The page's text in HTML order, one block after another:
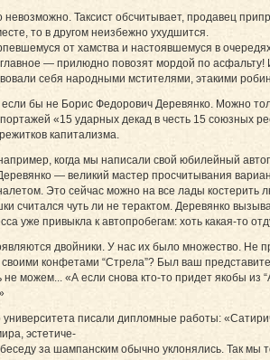
Таксист обсчитывает, продавец
то в другом неизбежно ухудшится.
от хамства и настоявшемуся в
— прилюдно повозят мордой по
себя народными мстителями, этакими
бы не Борис Федорович Деревянко. Можно
«15 ударных декад в честь 15 союзных
капитализма.
когда мы написали свой юбилейный
— великий мастер просчитывания
Это сейчас можно на все лады
считался чуть ли не терактом. Деревянко
уже привыкла к автопробегам: хоть какая-то
двойники. У нас их было множество. Не
конфетами “Стрела”? Был ваш
можем... «А если снова кто-то придет якобы
университета писали дипломные работы:
эстетиче-
за шампанским обычно уклонялись. Так мы